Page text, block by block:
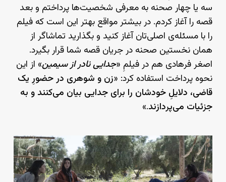
سه یا چهار صحنه به معرفی شخصیت‌ها پرداختم و بعد
قصه را آغاز کردم. در بیشتر مواقع بهتر این است که فیلم
را با مسئله‌ی اصلی‌تان آغاز کنید و بگذارید تماشاگر از
همان نخستین صحنه در جریان قصه شما قرار بگیرد.
اصغر فرهادی هم در فیلمِ «جدایی نادر از سیمین» از این
نحوه پرداخت استفاده کرد: «زن و شوهری در حضورِ یک
قاضی، دلایلِ خودشان را برای جدایی بیان می‌کنند و به
جزئیات می‌پردازند.»